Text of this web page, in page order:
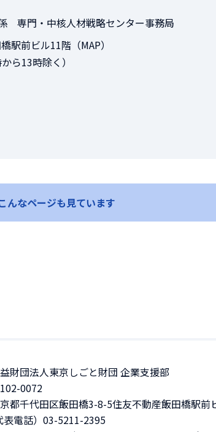
専門・中核人材戦略センター事務局
駅前ビル11階（MAP）
ら13時除く）
んなページも見ています
財団法人東京しごと財団 企業支援部
0072
都千代田区飯田橋3-8-5住友不動産飯田橋駅前
表電話）03-5211-2395